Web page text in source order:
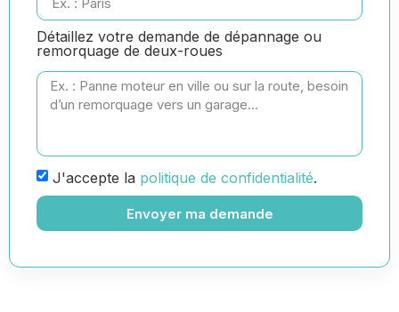
Détaillez votre demande de dépannage ou
remorquage de deux-roues
J'accepte la politique de confidentialité.
Envoyer ma demande